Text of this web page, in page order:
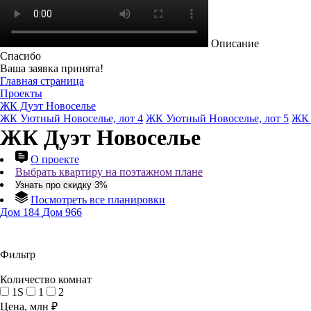
Описание
Спасибо
Ваша заявка принята!
Главная страница
Проекты
ЖК Дуэт Новоселье
ЖК Уютный Новоселье, лот 4 ЖК Уютный Новоселье, лот 5 ЖК
ЖК Дуэт Новоселье
О проекте
Выбрать квартиру на поэтажном плане
Узнать про скидку 3%
Посмотреть все планировки
Дом 184 Дом 966
Фильтр
Количество комнат
1S
1
2
Цена, млн ₽